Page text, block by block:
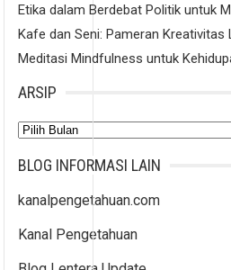
Etika dalam Berdebat Politik untuk
Kafe dan Seni: Pameran Kreativitas
Meditasi Mindfulness untuk
ARSIP
Arsip
BLOG INFORMASI LAIN
kanalpengetahuan.com
Kanal Pengetahuan